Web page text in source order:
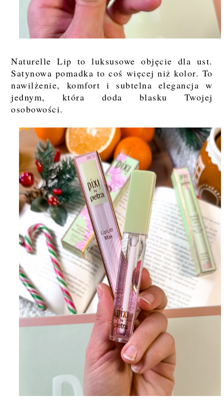
Naturelle Lip to luksusowe objęcie dla ust.
Satynowa pomadka to coś więcej niż kolor. To
nawilżenie, komfort i subtelna elegancja w
jednym, która doda blasku Twojej
osobowości.